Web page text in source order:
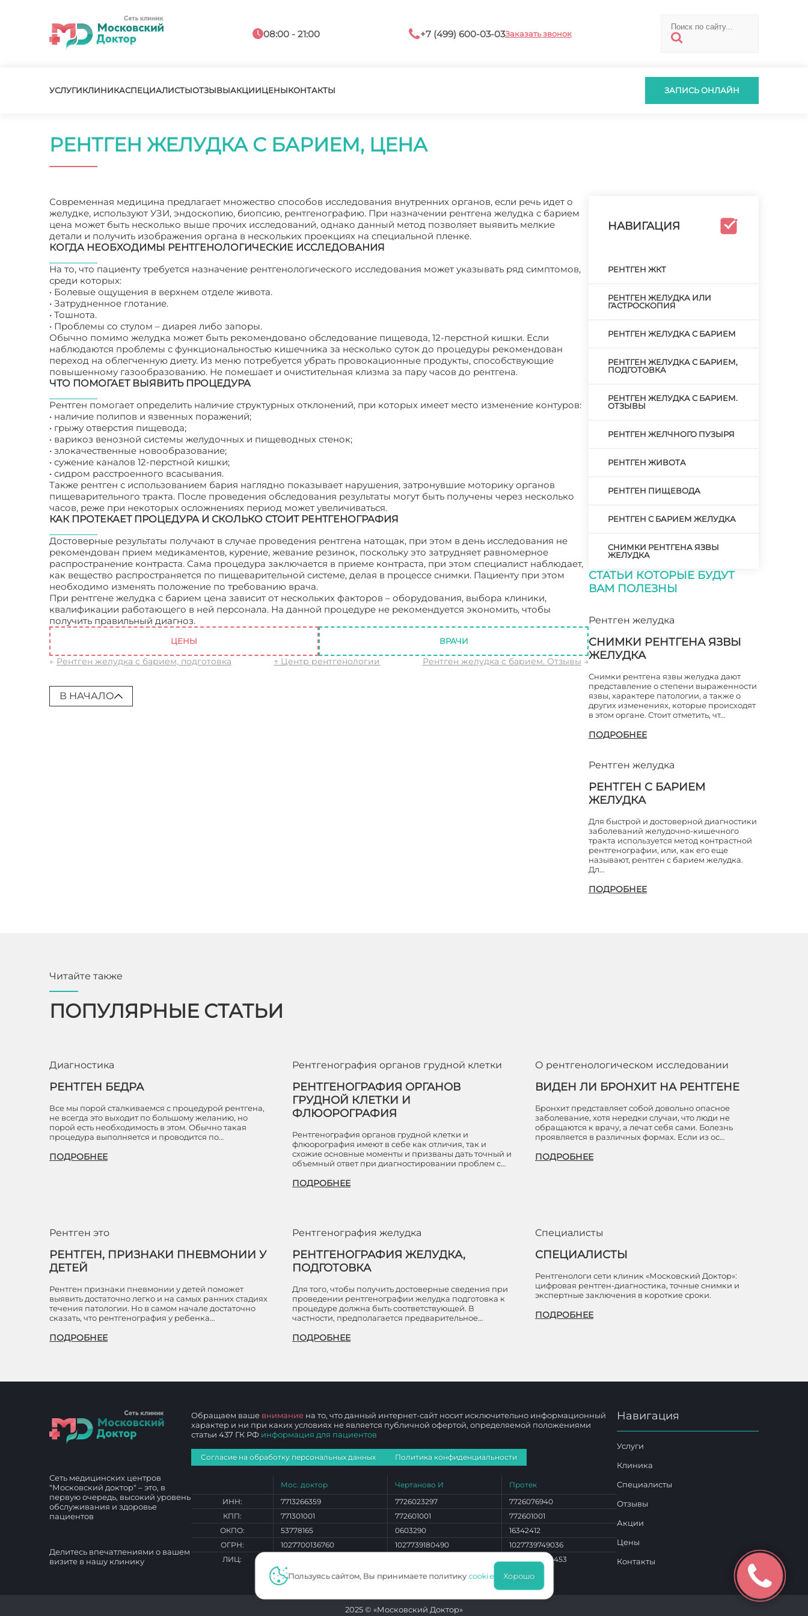
08:00 - 21:00 +7 (499) 600-03-03Заказать звонок
УСЛУГИКЛИНИКАСПЕЦИАЛИСТЫОТЗЫВЫАКЦИИЦЕНЫКОНТАКТЫ ЗАПИСЬ ОНЛАЙН
РЕНТГЕН ЖЕЛУДКА С БАРИЕМ, ЦЕНА
Современная медицина предлагает множество способов исследования внутренних органов, если речь идет о
желудке, используют УЗИ, эндоскопию, биопсию, рентгенографию. При назначении рентгена желудка с барием
цена может быть несколько выше прочих исследований, однако данный метод позволяет выявить мелкие
детали и получить изображения органа в нескольких проекциях на специальной пленке.
КОГДА НЕОБХОДИМЫ РЕНТГЕНОЛОГИЧЕСКИЕ ИССЛЕДОВАНИЯ
На то, что пациенту требуется назначение рентгенологического исследования может указывать ряд симптомов,
среди которых:
• Болевые ощущения в верхнем отделе живота.
• Затрудненное глотание.
• Тошнота.
• Проблемы со стулом – диарея либо запоры.
Обычно помимо желудка может быть рекомендовано обследование пищевода, 12-перстной кишки. Если
наблюдаются проблемы с функциональностью кишечника за несколько суток до процедуры рекомендован
переход на облегченную диету. Из меню потребуется убрать провокационные продукты, способствующие
повышенному газообразованию. Не помешает и очистительная клизма за пару часов до рентгена.
ЧТО ПОМОГАЕТ ВЫЯВИТЬ ПРОЦЕДУРА
Рентген помогает определить наличие структурных отклонений, при которых имеет место изменение контуров:
• наличие полипов и язвенных поражений;
• грыжу отверстия пищевода;
• варикоз венозной системы желудочных и пищеводных стенок;
• злокачественные новообразование;
• сужение каналов 12-перстной кишки;
• сидром расстроенного всасывания.
Также рентген с использованием бария наглядно показывает нарушения, затронувшие моторику органов
пищеварительного тракта. После проведения обследования результаты могут быть получены через несколько
часов, реже при некоторых осложнениях период может увеличиваться.
КАК ПРОТЕКАЕТ ПРОЦЕДУРА И СКОЛЬКО СТОИТ РЕНТГЕНОГРАФИЯ
Достоверные результаты получают в случае проведения рентгена натощак, при этом в день исследования не
рекомендован прием медикаментов, курение, жевание резинок, поскольку это затрудняет равномерное
распространение контраста. Сама процедура заключается в приеме контраста, при этом специалист наблюдает,
как вещество распространяется по пищеварительной системе, делая в процессе снимки. Пациенту при этом
необходимо изменять положение по требованию врача.
При рентгене желудка с барием цена зависит от нескольких факторов – оборудования, выбора клиники,
квалификации работающего в ней персонала. На данной процедуре не рекомендуется экономить, чтобы
получить правильный диагноз.
ЦЕНЫ ВРАЧИ
← Рентген желудка с барием, подготовка ↑ Центр рентгенологии Рентген желудка с барием. Отзывы →
В НАЧАЛО
НАВИГАЦИЯ
РЕНТГЕН ЖКТ
РЕНТГЕН ЖЕЛУДКА ИЛИ
ГАСТРОСКОПИЯ
РЕНТГЕН ЖЕЛУДКА С БАРИЕМ
РЕНТГЕН ЖЕЛУДКА С БАРИЕМ,
ПОДГОТОВКА
РЕНТГЕН ЖЕЛУДКА С БАРИЕМ.
ОТЗЫВЫ
РЕНТГЕН ЖЕЛЧНОГО ПУЗЫРЯ
РЕНТГЕН ЖИВОТА
РЕНТГЕН ПИЩЕВОДА
РЕНТГЕН С БАРИЕМ ЖЕЛУДКА
СНИМКИ РЕНТГЕНА ЯЗВЫ
ЖЕЛУДКА
СТАТЬИ КОТОРЫЕ БУДУТ
ВАМ ПОЛЕЗНЫ
Рентген желудка
СНИМКИ РЕНТГЕНА ЯЗВЫ
ЖЕЛУДКА
Снимки рентгена язвы желудка дают
представление о степени выраженности
язвы, характере патологии, а также о
других изменениях, которые происходят
в этом органе. Стоит отметить, чт…
ПОДРОБНЕЕ
Рентген желудка
РЕНТГЕН С БАРИЕМ
ЖЕЛУДКА
Для быстрой и достоверной диагностики
заболеваний желудочно-кишечного
тракта используется метод контрастной
рентгенографии, или, как его еще
называют, рентген с барием желудка.
Дл…
ПОДРОБНЕЕ
Читайте также
ПОПУЛЯРНЫЕ СТАТЬИ
Диагностика
РЕНТГЕН БЕДРА
Все мы порой сталкиваемся с процедурой рентгена,
не всегда это выходит по большому желанию, но
порой есть необходимость в этом. Обычно такая
процедура выполняется и проводится по…
ПОДРОБНЕЕ
Рентгенография органов грудной клетки
РЕНТГЕНОГРАФИЯ ОРГАНОВ
ГРУДНОЙ КЛЕТКИ И
ФЛЮОРОГРАФИЯ
Рентгенография органов грудной клетки и
флюорография имеют в себе как отличия, так и
схожие основные моменты и призваны дать точный и
объемный ответ при диагностировании проблем с…
ПОДРОБНЕЕ
О рентгенологическом исследовании
ВИДЕН ЛИ БРОНХИТ НА РЕНТГЕНЕ
Бронхит представляет собой довольно опасное
заболевание, хотя нередки случаи, что люди не
обращаются к врачу, а лечат себя сами. Болезнь
проявляется в различных формах. Если из ос…
ПОДРОБНЕЕ
Рентген это
РЕНТГЕН, ПРИЗНАКИ ПНЕВМОНИИ У
ДЕТЕЙ
Рентген признаки пневмонии у детей поможет
выявить достаточно легко и на самых ранних стадиях
течения патологии. Но в самом начале достаточно
сказать, что рентгенография у ребенка…
ПОДРОБНЕЕ
Рентгенография желудка
РЕНТГЕНОГРАФИЯ ЖЕЛУДКА,
ПОДГОТОВКА
Для того, чтобы получить достоверные сведения при
проведении рентгенографии желудка подготовка к
процедуре должна быть соответствующей. В
частности, предполагается предварительное…
ПОДРОБНЕЕ
Специалисты
СПЕЦИАЛИСТЫ
Рентгенологи сети клиник «Московский Доктор»:
цифровая рентген-диагностика, точные снимки и
экспертные заключения в короткие сроки.
ПОДРОБНЕЕ
Сеть медицинских центров
"Московский доктор" – это, в
первую очередь, высокий уровень
обслуживания и здоровье
пациентов
Делитесь впечатлениями о вашем
визите в нашу клинику
Обращаем ваше внимание на то, что данный интернет-сайт носит исключительно информационный
характер и ни при каких условиях не является публичной офертой, определяемой положениями
статьи 437 ГК РФ информация для пациентов
Согласие на обработку персональных данных Политика конфиденциальности
ИНН:
КПП:
ОКПО:
ОГРН:
ЛИЦ:
Мос. доктор
7713266359
771301001
53778165
1027700136760
Чертаново И
7726023297
772601001
0603290
1027739180490
Протек
7726076940
772601001
16342412
1027739749036
ЛО 77 01 014453
Навигация
Услуги
Клиника
Специалисты
Отзывы
Акции
Цены
Контакты
2025 © «Московский Доктор»
Пользуясь сайтом, Вы принимаете политикуcookie Хорошо